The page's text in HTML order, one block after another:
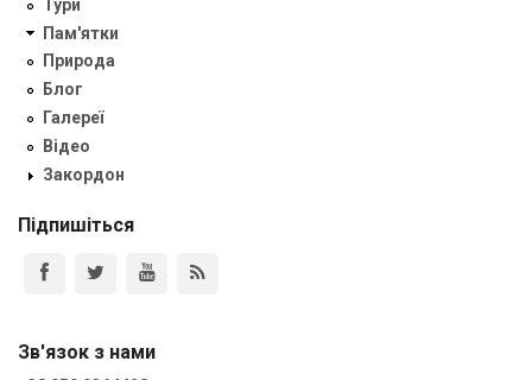
Тури
Пам'ятки
Природа
Блог
Галереї
Відео
Закордон
Підпишіться
Зв'язок з нами